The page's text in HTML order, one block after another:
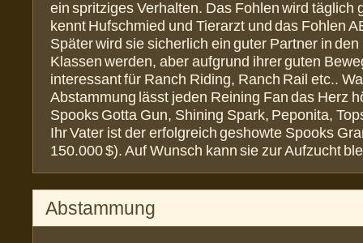
ein spritziges Verhalten. Das Fohlen wird täglich
kennt Hufschmied und Tierarzt und das Fohlen
Später wird sie sicherlich ein guter Partner in
Klassen werden, aber aufgrund ihrer guten
interessant für Ranch Riding, Ranch Rail etc..
Abstammung lässt jeden Reining Fan das Herz
Spooks Gotta Gun, Shining Spark, Peponita,
Ihr Vater ist der erfolgreich geshowte Spooks
150.000 $). Auf Wunsch kann sie zur Aufzucht
Abstammung